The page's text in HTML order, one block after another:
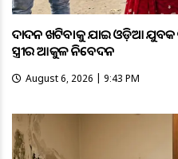
ଦାଦନ ଖଟିବାକୁ ଯାଇ ଓଡ଼ିଆ ଯୁବକ
ସ୍ତ୍ରୀର ଆକୁଳ ନିବେଦନ
August 6, 2026 | 9:43 PM